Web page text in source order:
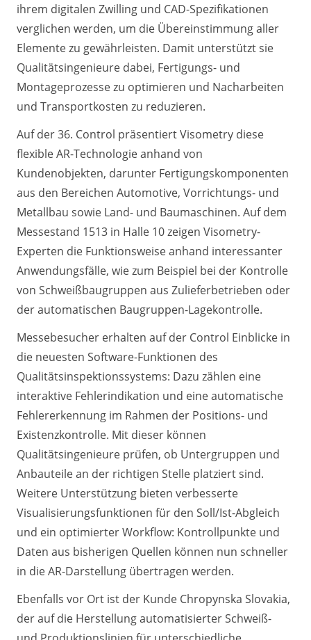
ihrem digitalen Zwilling und CAD-Spezifikationen
verglichen werden, um die Übereinstimmung aller
Elemente zu gewährleisten. Damit unterstützt sie
Qualitätsingenieure dabei, Fertigungs- und
Montageprozesse zu optimieren und Nacharbeiten
und Transportkosten zu reduzieren.
Auf der 36. Control präsentiert Visometry diese
flexible AR-Technologie anhand von
Kundenobjekten, darunter Fertigungskomponenten
aus den Bereichen Automotive, Vorrichtungs- und
Metallbau sowie Land- und Baumaschinen. Auf dem
Messestand 1513 in Halle 10 zeigen Visometry-
Experten die Funktionsweise anhand interessanter
Anwendungsfälle, wie zum Beispiel bei der Kontrolle
von Schweißbaugruppen aus Zulieferbetrieben oder
der automatischen Baugruppen-Lagekontrolle.
Messebesucher erhalten auf der Control Einblicke in
die neuesten Software-Funktionen des
Qualitätsinspektionssystems: Dazu zählen eine
interaktive Fehlerindikation und eine automatische
Fehlererkennung im Rahmen der Positions- und
Existenzkontrolle. Mit dieser können
Qualitätsingenieure prüfen, ob Untergruppen und
Anbauteile an der richtigen Stelle platziert sind.
Weitere Unterstützung bieten verbesserte
Visualisierungsfunktionen für den Soll/Ist-Abgleich
und ein optimierter Workflow: Kontrollpunkte und
Daten aus bisherigen Quellen können nun schneller
in die AR-Darstellung übertragen werden.
Ebenfalls vor Ort ist der Kunde Chropynska Slovakia,
der auf die Herstellung automatisierter Schweiß-